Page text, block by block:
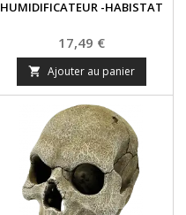
HUMIDIFICATEUR -HABISTAT
Prix
17,49 €
 Ajouter au panier